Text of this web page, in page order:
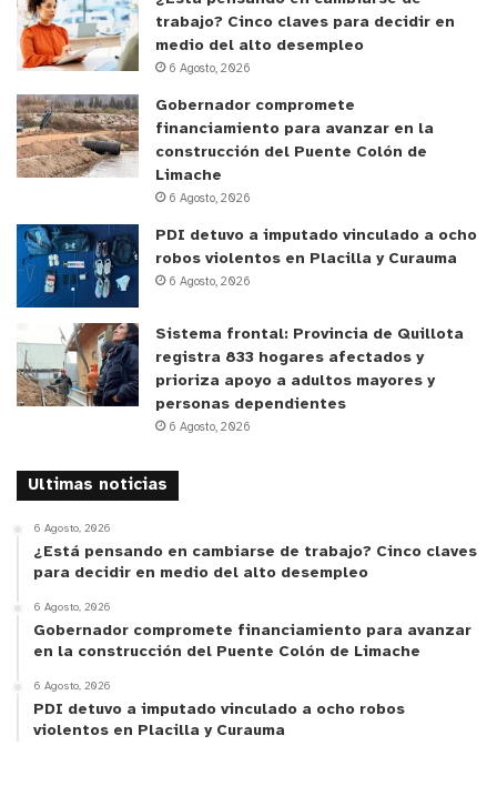
a sus connacionales, iniciando en las fronteras de Chile hacia
Bolivia, Perú, Colombia y toda Centroamérica. La situación de
riesgos que se constata en toda la ruta y ver cómo poder
responder a esto estableciendo medidas de coordinación y
cooperación, nos llena de satisfacción”,sentenció Daniel Ruiz,
representante de ACNUR.
En la Comisión de Derechos Humanos se acordó pedir al
correspondientes, con el fin de proteger a los niños, debido a
la alta vulneración de los derechos de niños, niñas y
adolescentes chilenos.
y tú, ¿qué opinas?
Anuncio Patrocinado
trabajo? Cinco claves para decidir en
medio del alto desempleo
6 Agosto, 2026
Gobernador compromete
financiamiento para avanzar en la
construcción del Puente Colón de
Limache
6 Agosto, 2026
PDI detuvo a imputado vinculado a ocho
robos violentos en Placilla y Curauma
6 Agosto, 2026
Sistema frontal: Provincia de Quillota
registra 833 hogares afectados y
prioriza apoyo a adultos mayores y
personas dependientes
6 Agosto, 2026
Ultimas noticias
6 Agosto, 2026
¿Está pensando en cambiarse de trabajo? Cinco claves
para decidir en medio del alto desempleo
6 Agosto, 2026
Gobernador compromete financiamiento para avanzar
en la construcción del Puente Colón de Limache
6 Agosto, 2026
PDI detuvo a imputado vinculado a ocho robos
violentos en Placilla y Curauma